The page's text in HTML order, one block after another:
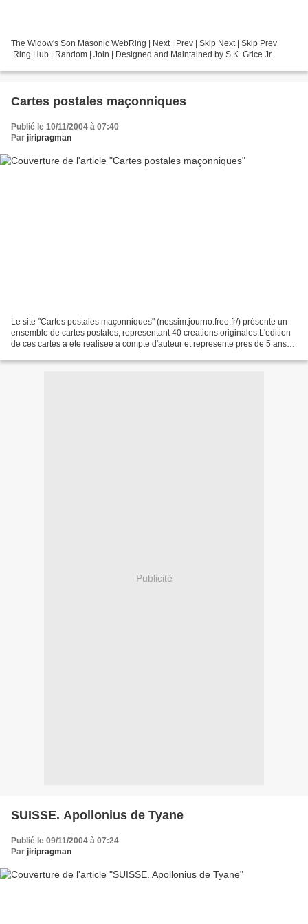
The Widow's Son Masonic WebRing | Next | Prev | Skip Next | Skip Prev
|Ring Hub | Random | Join | Designed and Maintained by S.K. Grice Jr.
Cartes postales maçonniques
Publié le 10/11/2004 à 07:40
Par jiripragman
Le site "Cartes postales maçonniques" (nessim.journo.free.fr/) présente un
ensemble de cartes postales, representant 40 creations originales.L'edition
de ces cartes a ete realisee a compte d'auteur et represente pres de 5 ans
Publicité
SUISSE. Apollonius de Tyane
Publié le 09/11/2004 à 07:24
Par jiripragman